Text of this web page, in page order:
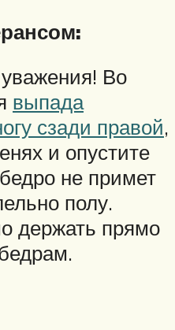
Во
выпада
сзади правой,
и опустите
не примет
полу.
держать прямо